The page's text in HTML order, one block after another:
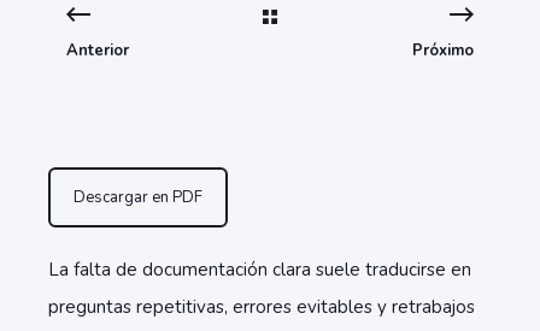
Anterior Próximo
Descargar en PDF
La falta de documentación clara suele traducirse en
preguntas repetitivas, errores evitables y retrabajos